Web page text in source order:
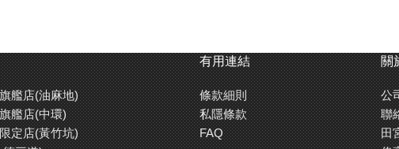
細緻部分，田宮油性油漆的鮮艷發色度都能夠令你的模型增添真實感。
艦店(油麻地)
艦店(中環)
定店(黃竹坑)
有用連結
條款細則
私隱條款
FAQ
關
公
聯
田